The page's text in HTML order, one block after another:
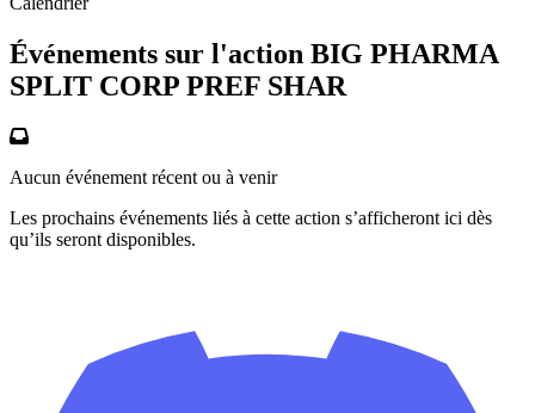
Événements sur l'action BIG PHARMA
SPLIT CORP PREF SHAR
Aucun événement récent ou à venir
Les prochains événements liés à cette action s’afficheront ici dès
qu’ils seront disponibles.